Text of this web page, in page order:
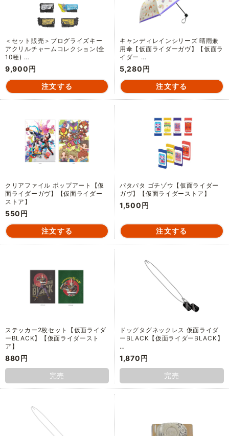
＜セット販売＞プログライズキー
アクリルチャームコレクション(全
10種) …
9,900円
キャンディレインシリーズ 晴雨兼
用傘【仮面ライダーガヴ】【仮面ラ
イダー …
5,280円
クリアファイル ポップアート【仮
面ライダーガヴ】【仮面ライダー
ストア】
550円
パタパタ ゴチゾウ【仮面ライダー
ガヴ】【仮面ライダーストア】
1,500円
ステッカー2枚セット【仮面ライダ
ーBLACK】【仮面ライダースト
ア】
880円
完売
ドッグタグネックレス 仮面ライダ
ーBLACK【仮面ライダーBLACK】
…
1,870円
完売